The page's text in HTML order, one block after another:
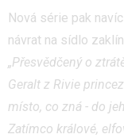
Nová série pak
návrat na sídlo
„Přesvědčený o
Geralt z Rivie
místo, co zná - do
Zatímco králové,